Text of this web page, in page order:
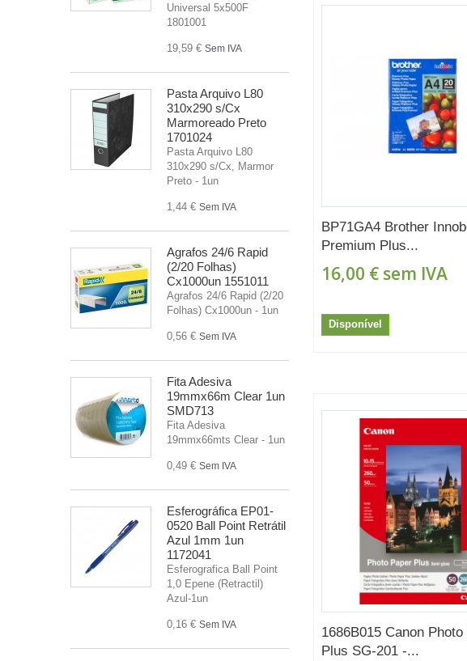
Universal 5x500F
1801001
19,59 € Sem IVA
Pasta Arquivo L80
310x290 s/Cx
Marmoreado Preto
1701024
Pasta Arquivo L80
310x290 s/Cx, Marmor
Preto - 1un
1,44 € Sem IVA
Agrafos 24/6 Rapid
(2/20 Folhas)
Cx1000un 1551011
Agrafos 24/6 Rapid (2/20
Folhas) Cx1000un - 1un
0,56 € Sem IVA
Fita Adesiva
19mmx66m Clear 1un
SMD713
Fita Adesiva
19mmx66mts Clear - 1un
0,49 € Sem IVA
Esferográfica EP01-
0520 Ball Point Retrátil
Azul 1mm 1un
1172041
Esferografica Ball Point
1,0 Epene (Retractil)
Azul-1un
0,16 € Sem IVA
BP71GA4 Brother
Premium Plus...
16,00 € sem IVA
Disponível
1686B015 Canon Photo
Plus SG-201 -...